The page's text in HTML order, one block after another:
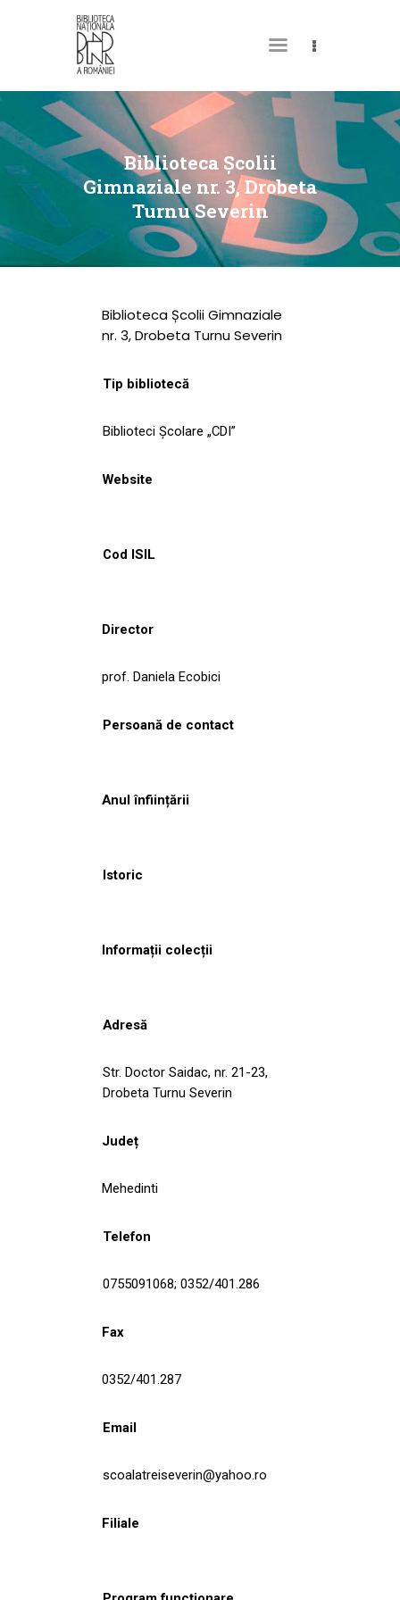
Biblioteca Școlii
Gimnaziale nr. 3, Drobeta
Turnu Severin
DESPRE NOI
PERMISUL MEU DE
BIBLIOTECĂ
CATALOAGE ȘI
COLECȚII
BIBLIOTECA DIGITALĂ
EVENIMENTE
CULTURALE
NOUTĂȚI
Biblioteca Școlii Gimnaziale
nr. 3, Drobeta Turnu Severin
Tip bibliotecă
Biblioteci Școlare „CDI”
Website
Cod ISIL
Director
prof. Daniela Ecobici
Persoană de contact
Anul înființării
Istoric
Informații colecții
Adresă
Str. Doctor Saidac, nr. 21-23,
Drobeta Turnu Severin
Județ
Mehedinti
Telefon
0755091068; 0352/401.286
Fax
0352/401.287
Email
scoalatreiseverin@yahoo.ro
Filiale